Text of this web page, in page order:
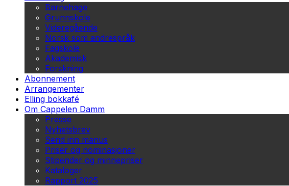
Barnehage
Grunnskole
Videregående
Norsk som andrespråk
Fagskole
Akademisk
Forskning
Abonnement
Arrangementer
Elling bokkafé
Om Cappelen Damm
Presse
Nyhetsbrev
Send inn manus
Priser og nominasjoner
Stipender og minnepriser
Kataloger
Rapport 2025